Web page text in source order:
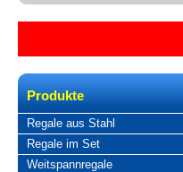
Produkte
Regale aus Stahl
Regale im Set
Weitspannregale